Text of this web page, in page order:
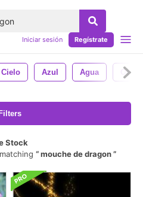
Iniciar sesión Regístrate
Cielo Azul Agua
Filters
Stock
mouche de dragon